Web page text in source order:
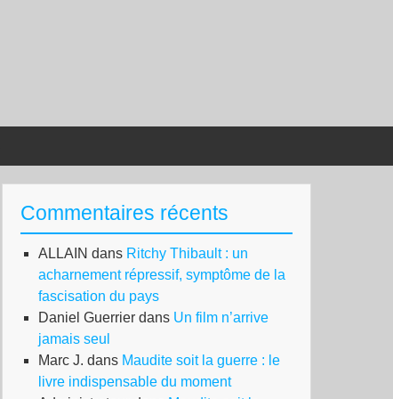
Commentaires récents
ALLAIN dans Ritchy Thibault : un
acharnement répressif, symptôme de la
fascisation du pays
Daniel Guerrier dans Un film n’arrive
jamais seul
Marc J. dans Maudite soit la guerre : le
livre indispensable du moment